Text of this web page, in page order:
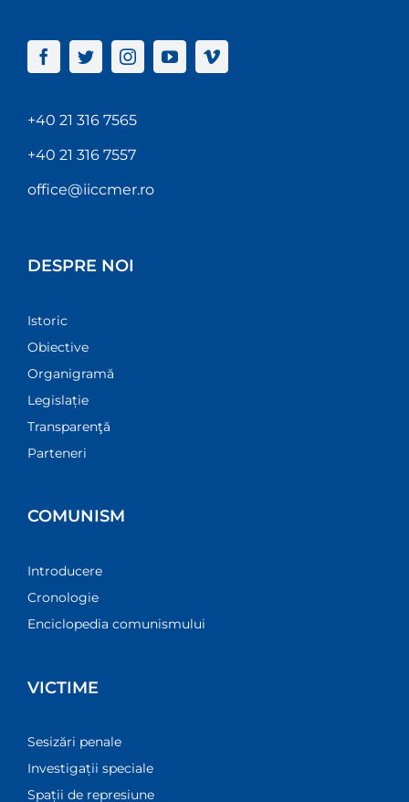
+40 21 316 7565
+40 21 316 7557
office@iiccmer.ro
DESPRE NOI
Istoric
Obiective
Organigramă
Legislație
Transparenţă
Parteneri
COMUNISM
Introducere
Cronologie
Enciclopedia comunismului
VICTIME
Sesizări penale
Investigații speciale
Spații de represiune